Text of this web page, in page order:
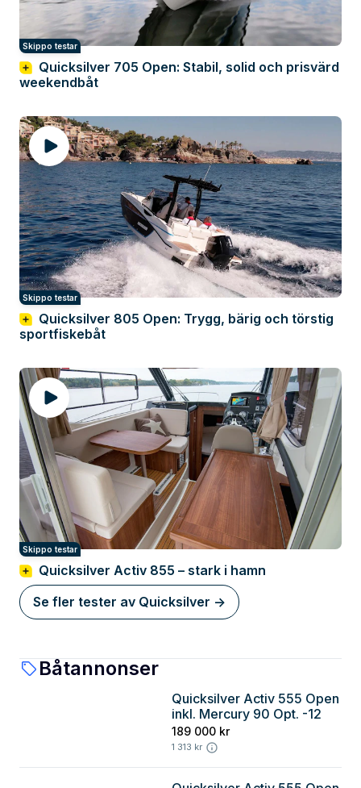
Skippo testar
Quicksilver 705 Open: Stabil, solid och prisvärd
weekendbåt
Skippo testar
Quicksilver 805 Open: Trygg, bärig och törstig
sportfiskebåt
Skippo testar
Quicksilver Activ 855 – stark i hamn
Se fler tester av Quicksilver ->
Båtannonser
Quicksilver Activ 555 Open
inkl. Mercury 90 Opt. -12
189 000 kr
1 313 kr